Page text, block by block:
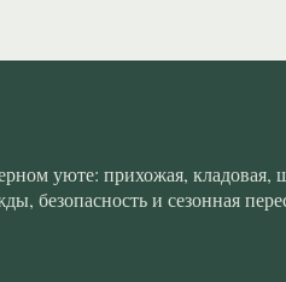
уюте: прихожая, кладовая,
безопасность и сезонная